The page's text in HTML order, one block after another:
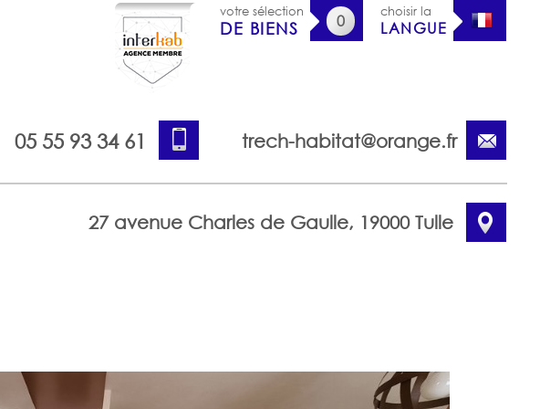
votre sélection
DE BIENS 0
choisir la
LANGUE
05 55 93 34 61 trech-habitat@orange.fr
27 avenue Charles de Gaulle, 19000 Tulle